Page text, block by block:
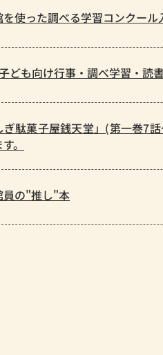
を使った調べる学習コンクール
ども向け行事・調べ学習・読
ぎ駄菓子屋銭天堂」(第一巻7
。
員の"推し"本